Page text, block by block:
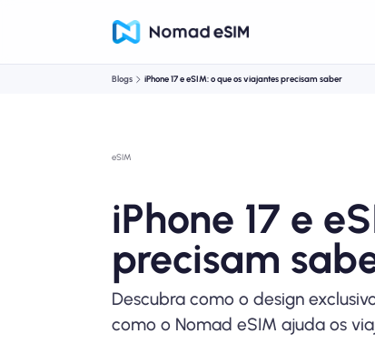
Blogs iPhone 17 e eSIM: o que os viajantes precisam saber
eSIM
iPhone 17 e
precisam
Descubra como o design
como o Nomad eSIM ajuda os